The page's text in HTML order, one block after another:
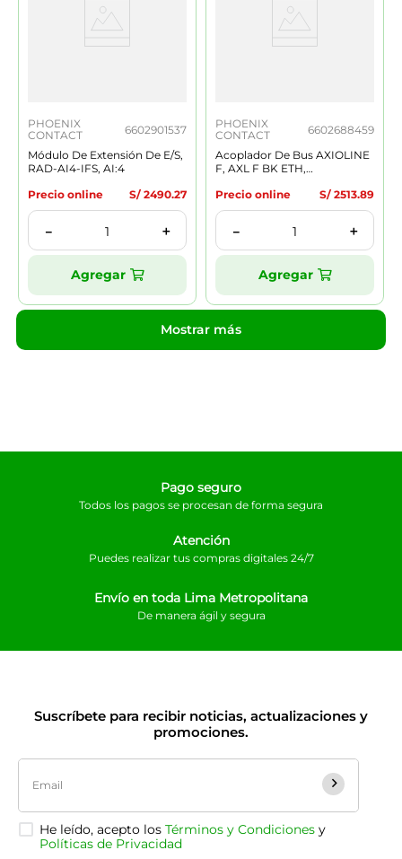
PHOENIX
CONTACT
6602901537
Módulo De Extensión De E/S,
RAD-AI4-IFS, AI:4
Precio online
S/ 2490.27
＋
－
Agregar
PHOENIX
CONTACT
6602688459
Acoplador De Bus AXIOLINE
F, AXL F BK ETH,
Hembra RJ45, 100 MBit/s
Precio online S/ 2513.89
＋
－
Agregar
Mostrar más
Pago seguro
Todos los pagos se procesan de forma segura
Atención
Puedes realizar tus compras digitales 24/7
Envío en toda Lima Metropolitana
De manera ágil y segura
Suscríbete para recibir noticias, actualizaciones y
promociones.
He leído, acepto los Términos y Condicionesy
Políticas de Privacidad